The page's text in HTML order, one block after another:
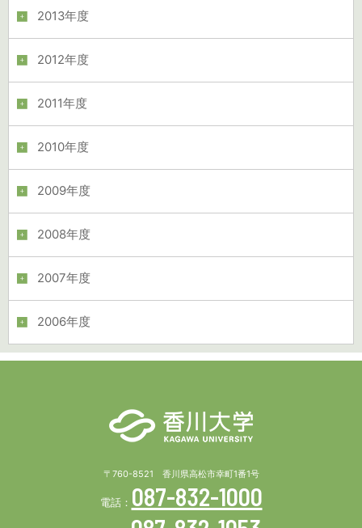
2013年度
2012年度
2011年度
2010年度
2009年度
2008年度
2007年度
2006年度
〒760-8521 香川県高松市幸町1番1号
電話： 087-832-1000